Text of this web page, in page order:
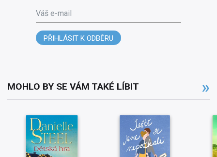
Váš e-mail
PŘIHLÁSIT K ODBĚRU
MOHLO BY SE VÁM TAKÉ LÍBIT